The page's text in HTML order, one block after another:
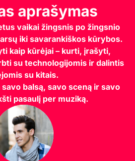
aprašymas
vaikai žingsnis po žingsnio
iki savarankiškos kūrybos.
kaip kūrėjai – kurti, įrašyti,
su technologijomis ir dalintis
su kitais.
balsą, savo sceną ir savo
pasaulį per muziką.